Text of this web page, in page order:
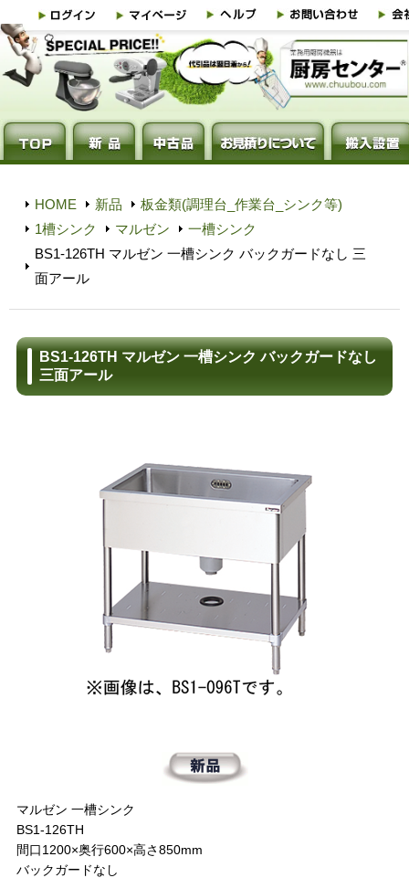
HOME 新品
板金類(調理台_作業台_シンク等)
1槽シンク
マルゼン
一槽シンク
BS1-126TH マルゼン 一槽シンク バックガードなし 三
面アール
BS1-126TH マルゼン 一槽シンク バックガードなし
三面アール
マルゼン 一槽シンク
BS1-126TH
間口1200×奥行600×高さ850mm
バックガードなし